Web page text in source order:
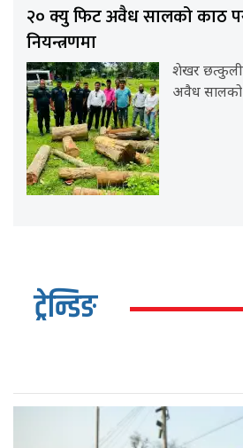
२० क्यु फिट अवैध सालको काठ
नियन्त्रणमा
शेखर
अवैध
ट्रेन्डिङ